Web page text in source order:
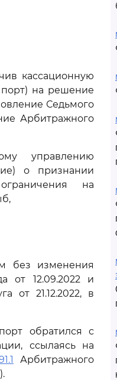
кассационную
на решение
Седьмого
Арбитражного
управлению
о признании
на
без изменения
от 12.09.2022 и
от 21.12.2022, в
обратился с
ссылаясь на
Арбитражного